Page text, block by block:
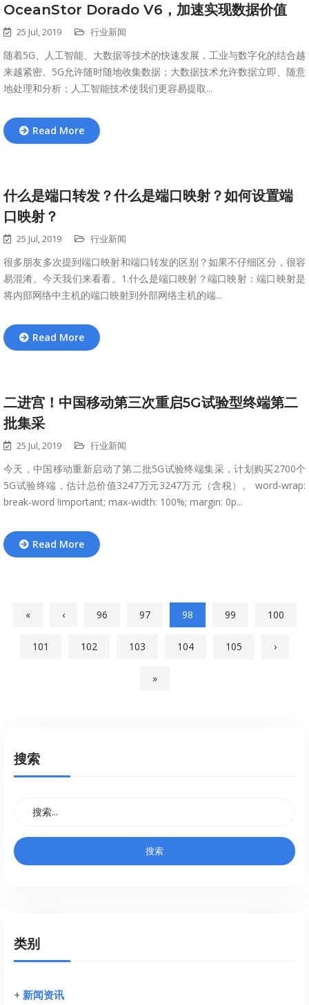
OceanStor Dorado V6，加速实现数据价值
25 Jul, 2019 行业新闻
随着5G、人工智能、大数据等技术的快速发展，工业与数字化的结合越
来越紧密。5G允许随时随地收集数据；大数据技术允许数据立即、随意
地处理和分析；人工智能技术使我们更容易提取...
Read More
什么是端口转发？什么是端口映射？如何设置端
口映射？
25 Jul, 2019 行业新闻
很多朋友多次提到端口映射和端口转发的区别？如果不仔细区分，很容
易混淆。今天我们来看看。1.什么是端口映射？端口映射：端口映射是
将内部网络中主机的端口映射到外部网络主机的端...
Read More
二进宫！中国移动第三次重启5G试验型终端第二
批集采
25 Jul, 2019 行业新闻
今天，中国移动重新启动了第二批5G试验终端集采，计划购买2700个
5G试验终端，估计总价值3247万元3247万元（含税）。 word-wrap:
break-word !important; max-width: 100%; margin: 0p...
Read More
« ‹ 96 97 98 99 100
101 102 103 104 105 ›
»
搜索
类别
+ 新闻资讯